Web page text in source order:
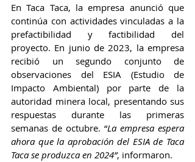
En Taca Taca, la empresa anunció que
continúa con actividades vinculadas a la
prefactibilidad y factibilidad del
proyecto. En junio de 2023, la empresa
recibió un segundo conjunto de
observaciones del ESIA (Estudio de
Impacto Ambiental) por parte de la
autoridad minera local, presentando sus
respuestas durante las primeras
semanas de octubre. “La empresa espera
ahora que la aprobación del ESIA de Taca
Taca se produzca en 2024”, informaron.